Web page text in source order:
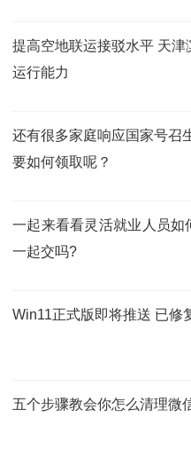
提高空地联运接驳水平 天
运行能力
还有很多家庭响应国家号召
要如何领取呢？
一起来看看灵活就业人员如
一起交吗?
Win11正式版即将推送 已修
五个步骤教会你怎么清理微